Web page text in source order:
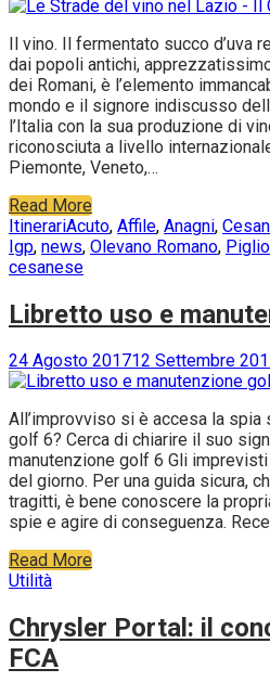
Il vino. Il fermentato succo d’uva
dai popoli antichi,
dei Romani, è l’elemento
mondo e il signore indiscusso
l’Italia con la sua produzione di
riconosciuta a livello
Piemonte, Veneto,…
Read More
ItinerariAcuto, Affile, Anagni,
Igp, news, Olevano Romano, Piglio
cesanese
Libretto uso e
24 Agosto 201712 Settembre
All’improvviso si è accesa la
golf 6? Cerca di chiarire il suo
manutenzione golf 6 Gli imprevisti
del giorno. Per una guida sicura,
tragitti, è bene conoscere la
spie e agire di conseguenza.
Read More
Utilità
Chrysler Portal: il
FCA